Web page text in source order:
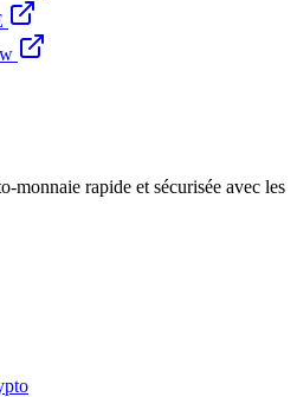
monnaie rapide et sécurisée avec les